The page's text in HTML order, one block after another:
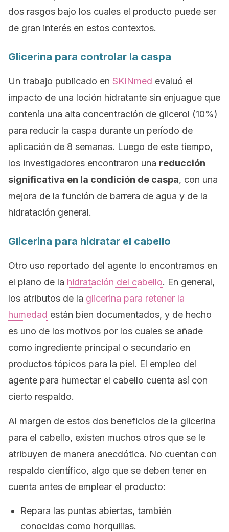
dos rasgos bajo los cuales el producto puede ser
de gran interés en estos contextos.
Glicerina para controlar la caspa
Un trabajo publicado en SKINmed evaluó el
impacto de una loción hidratante sin enjuague que
contenía una alta concentración de glicerol (10%)
para reducir la caspa durante un período de
aplicación de 8 semanas. Luego de este tiempo,
los investigadores encontraron una reducción
significativa en la condición de caspa, con una
mejora de la función de barrera de agua y de la
hidratación general.
Glicerina para hidratar el cabello
Otro uso reportado del agente lo encontramos en
el plano de la hidratación del cabello. En general,
los atributos de la glicerina para retener la
humedad están bien documentados, y de hecho
es uno de los motivos por los cuales se añade
como ingrediente principal o secundario en
productos tópicos para la piel. El empleo del
agente para humectar el cabello cuenta así con
cierto respaldo.
Al margen de estos dos beneficios de la glicerina
para el cabello, existen muchos otros que se le
atribuyen de manera anecdótica. No cuentan con
respaldo científico, algo que se deben tener en
cuenta antes de emplear el producto:
Repara las puntas abiertas, también
conocidas como horquillas.